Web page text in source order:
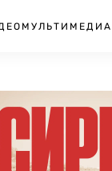
МУЛЬТИМЕДИА